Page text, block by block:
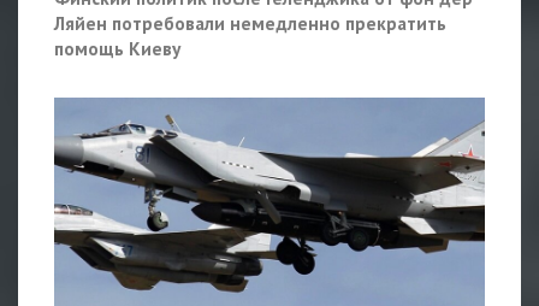
Ляйен потребовали немедленно прекратить
помощь Киеву